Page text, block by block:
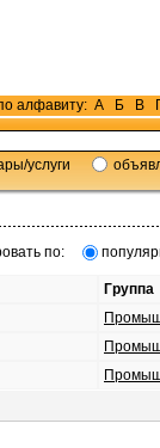
алфавиту: А Б В
услуги
по:
Группа